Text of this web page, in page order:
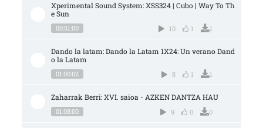
Xperimental Sound System: XSS324 | Cubo | Way To Th
e Sun
00:51:00 10 1 1
Dando la latam: Dando la Latam 1X24: Un verano Dand
o la Latam
01:00:02 8 1 1
Zaharrak Berri: XVI. saioa - AZKEN DANTZA HAU
01:08:00 9 0 0